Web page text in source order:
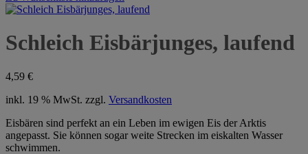
Schleich Eisbärjunges, laufend
4,59 €
inkl. 19 % MwSt. zzgl. Versandkosten
Eisbären sind perfekt an ein Leben im ewigen Eis der Arktis
angepasst. Sie können sogar weite Strecken im eiskalten Wasser
schwimmen.